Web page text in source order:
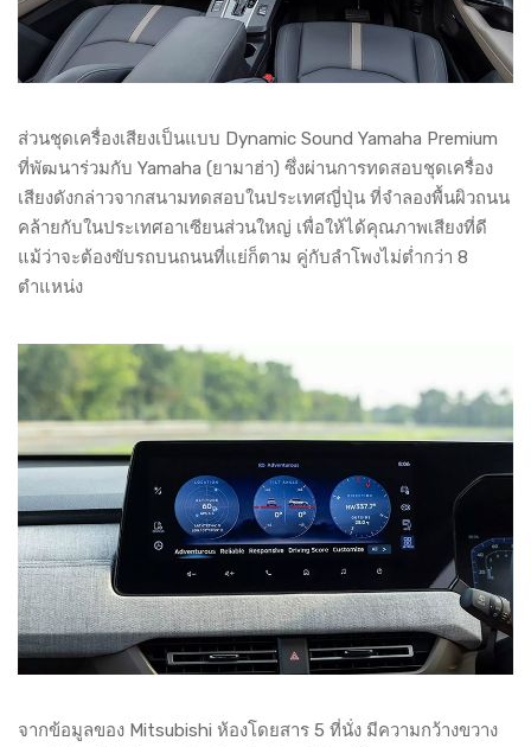
ส่วนชุดเครื่องเสียงเป็นแบบ Dynamic Sound Yamaha Premium
ที่พัฒนาร่วมกับ Yamaha (ยามาฮ่า) ซึ่งผ่านการทดสอบชุดเครื่อง
เสียงดังกล่าวจากสนามทดสอบในประเทศญี่ปุ่น ที่จำลองพื้นผิวถนน
คล้ายกับในประเทศอาเซียนส่วนใหญ่ เพื่อให้ได้คุณภาพเสียงที่ดี
แม้ว่าจะต้องขับรถบนถนนที่แย่ก็ตาม คู่กับลำโพงไม่ต่ำกว่า 8
ตำแหน่ง
จากข้อมูลของ Mitsubishi ห้องโดยสาร 5 ที่นั่ง มีความกว้างขวาง